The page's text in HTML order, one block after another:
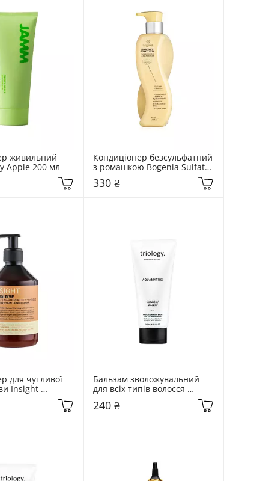
живильний
Apple 200 мл
Кондиціонер безсульфатний
з ромашкою Bogenia Sulfate
330 ₴
для чутливої
Insight
Бальзам зволожувальний
для всіх типів волосся
Triology. Aquamatrix 200 мл
240 ₴